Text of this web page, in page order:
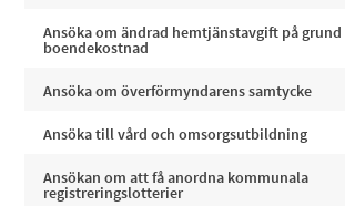
Ansöka om ändrad hemtjänstavgift på grund
boendekostnad
Ansöka om överförmyndarens samtycke
Ansöka till vård och omsorgsutbildning
Ansökan om att få anordna kommunala
registreringslotterier